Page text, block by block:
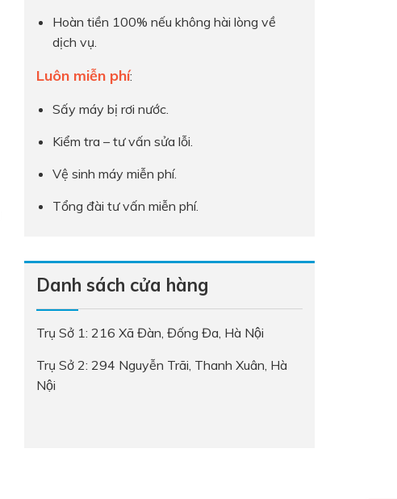
Hoàn tiền 100% nếu không hài lòng về
dịch vụ.
Luôn miễn phí:
Sấy máy bị rơi nước.
Kiểm tra – tư vấn sửa lỗi.
Vệ sinh máy miễn phí.
Tổng đài tư vấn miễn phí.
Danh sách cửa hàng
Trụ Sở 1: 216 Xã Đàn, Đống Đa, Hà Nội
Trụ Sở 2: 294 Nguyễn Trãi, Thanh Xuân, Hà
Nội